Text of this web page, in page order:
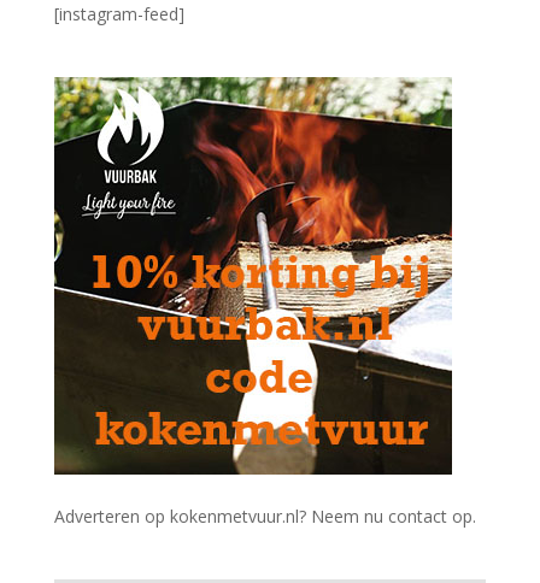
[instagram-feed]
Adverteren op kokenmetvuur.nl? Neem nu contact op.